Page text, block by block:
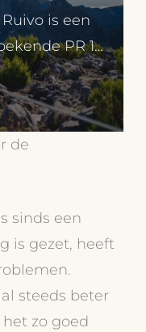
is een
PR 1…
de
sinds een
is gezet, heeft
steeds beter
zo goed